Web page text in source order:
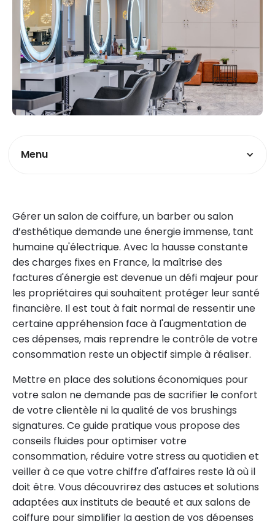
Menu
Gérer un salon de coiffure, un barber ou salon
d’esthétique demande une énergie immense, tant
humaine qu'électrique. Avec la hausse constante
des charges fixes en France, la maîtrise des
factures d'énergie est devenue un défi majeur pour
les propriétaires qui souhaitent protéger leur santé
financière. Il est tout à fait normal de ressentir une
certaine appréhension face à l'augmentation de
ces dépenses, mais reprendre le contrôle de votre
consommation reste un objectif simple à réaliser.
Mettre en place des solutions économiques pour
votre salon ne demande pas de sacrifier le confort
de votre clientèle ni la qualité de vos brushings
signatures. Ce guide pratique vous propose des
conseils fluides pour optimiser votre
consommation, réduire votre stress au quotidien et
veiller à ce que votre chiffre d'affaires reste là où il
doit être. Vous découvrirez des astuces et solutions
adaptées aux instituts de beauté et aux salons de
coiffure pour simplifier la gestion de vos dépenses